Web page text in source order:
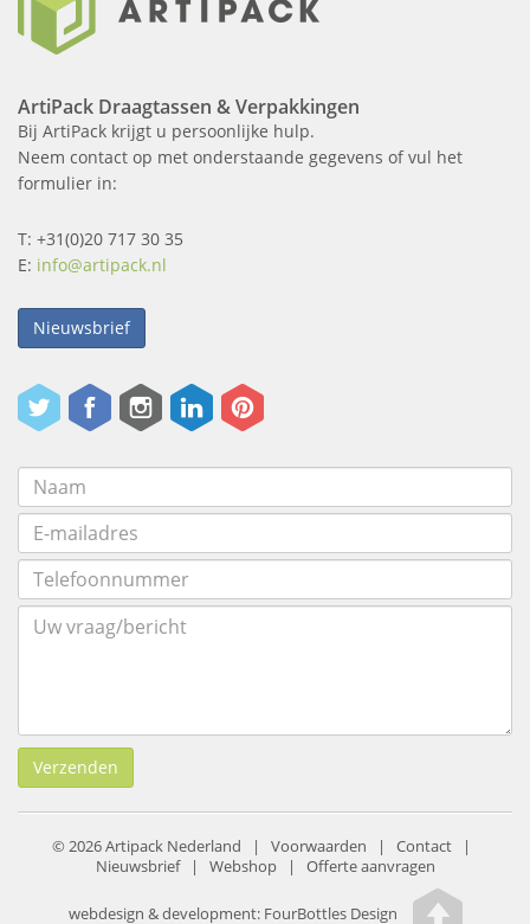
ArtiPack Draagtassen & Verpakkingen
Bij ArtiPack krijgt u persoonlijke hulp.
Neem contact op met onderstaande gegevens of vul het
formulier in:
T: +31(0)20 717 30 35
E: info@artipack.nl
Nieuwsbrief
Verzenden
© 2026 Artipack Nederland | Voorwaarden | Contact |
Nieuwsbrief| Webshop| Offerte aanvragen
webdesign & development:FourBottles Design